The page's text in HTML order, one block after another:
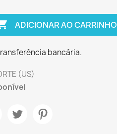
ADICIONAR AO CARRINHO
bancária.
(US)